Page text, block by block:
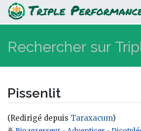
Pissenlit
Pissenlit
(Redirigé depuis Taraxacum)